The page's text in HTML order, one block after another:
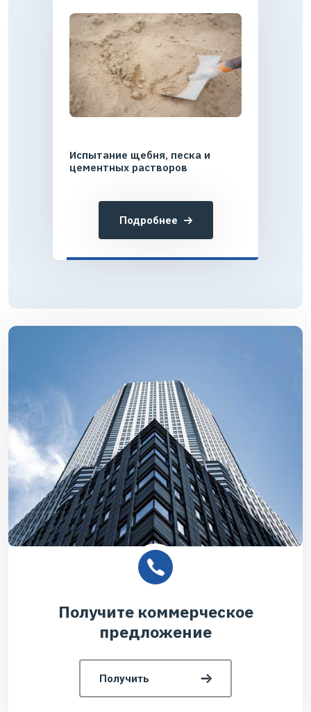
Испытание щебня, песка и
цементных растворов
Подробнее
Получите коммерческое
предложение
Получить